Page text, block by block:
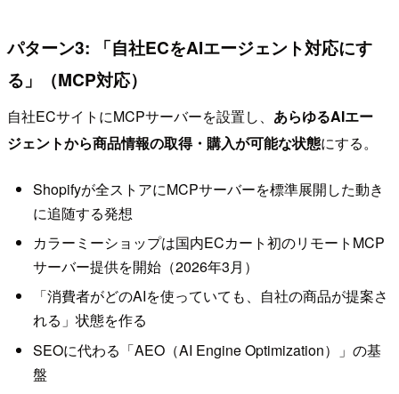
パターン3: 「自社ECをAIエージェント対応にす
る」（MCP対応）
自社ECサイトにMCPサーバーを設置し、 あらゆるAIエー
ジェントから商品情報の取得・購入が可能な状態にする。
Shopifyが全ストアにMCPサーバーを標準展開した動き
に追随する発想
カラーミーショップは国内ECカート初のリモートMCP
サーバー提供を開始（2026年3月）
「消費者がどのAIを使っていても、自社の商品が提案さ
れる」状態を作る
SEOに代わる「AEO（AI Engine Optimization）」の基
盤